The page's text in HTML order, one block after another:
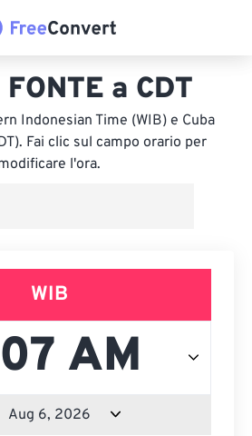
a CDT
Indonesian Time (WIB) e Cuba
Fai clic sul campo orario per
l'ora.
WIB